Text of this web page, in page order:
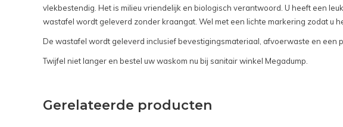
vlekbestendig. Het is milieu vriendelijk en biologisch verantwoord. U heeft een
wastafel wordt geleverd zonder kraangat. Wel met een lichte markering zodat u
De wastafel wordt geleverd inclusief bevestigingsmateriaal, afvoerwaste en een
Twijfel niet langer en bestel uw waskom nu bij sanitair winkel Megadump.
Gerelateerde producten